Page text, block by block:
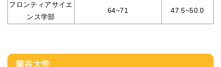
フロンティアサイエ
ンス学部
64~71 47.5~50.0
龍谷大学